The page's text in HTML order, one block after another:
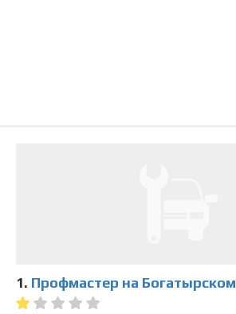
1. Профмастер на Богатырском